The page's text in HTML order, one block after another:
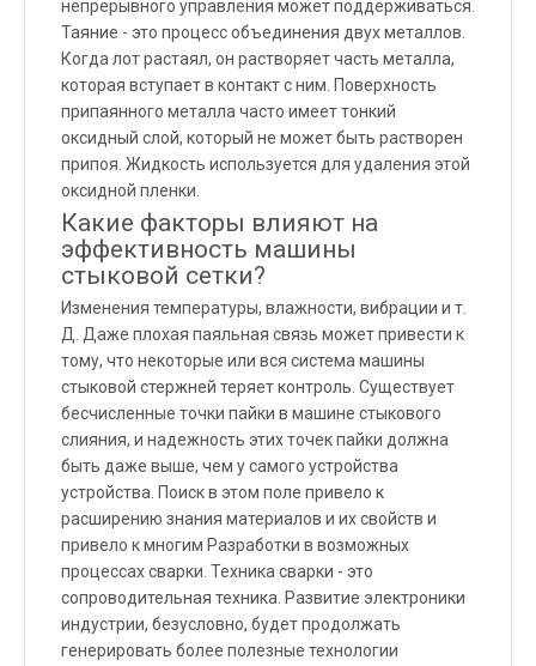
непрерывного управления может поддерживаться.
Таяние - это процесс объединения двух металлов.
Когда лот растаял, он растворяет часть металла,
которая вступает в контакт с ним. Поверхность
припаянного металла часто имеет тонкий
оксидный слой, который не может быть растворен
припоя. Жидкость используется для удаления этой
оксидной пленки.
Какие факторы влияют на
эффективность машины
стыковой сетки?
Изменения температуры, влажности, вибрации и т.
Д. Даже плохая паяльная связь может привести к
тому, что некоторые или вся система машины
стыковой стержней теряет контроль. Существует
бесчисленные точки пайки в машине стыкового
слияния, и надежность этих точек пайки должна
быть даже выше, чем у самого устройства
устройства. Поиск в этом поле привело к
расширению знания материалов и их свойств и
привело к многим Разработки в возможных
процессах сварки. Техника сварки - это
сопроводительная техника. Развитие электроники
индустрии, безусловно, будет продолжать
генерировать более полезные технологии